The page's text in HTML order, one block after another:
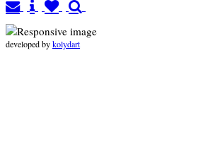
developed bykolydart